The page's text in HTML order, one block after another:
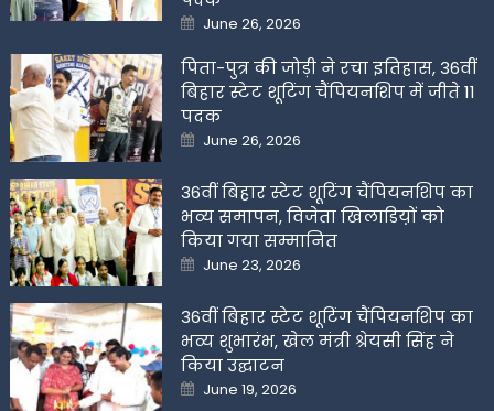
Posted
on
June 26, 2026
पिता-पुत्र की जोड़ी ने रचा इतिहास, 36वीं
बिहार स्टेट शूटिंग चैंपियनशिप में जीते 11
पदक
Posted
on
June 26, 2026
36वीं बिहार स्टेट शूटिंग चैंपियनशिप का
भव्य समापन, विजेता खिलाडिय़ों को
किया गया सम्मानित
Posted
on
June 23, 2026
36वीं बिहार स्टेट शूटिंग चैंपियनशिप का
भव्य शुभारंभ, खेल मंत्री श्रेयसी सिंह ने
किया उद्घाटन
Posted
on
June 19, 2026